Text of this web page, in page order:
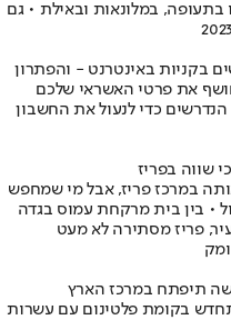
בתעופה, במלונאות ובאילת • גם
בקניות באינטרנט - והפתרון
את פרטי האשראי שלכם
הנדרשים כדי לנעול את החשבון
במרכז פריז, אבל מי שמחפש
• בין בית מרקחת עמוס בגדה
פריז מסתירה לא מעט
תיפתח במרכז הארץ
בקומת פלטינום עם עשרות